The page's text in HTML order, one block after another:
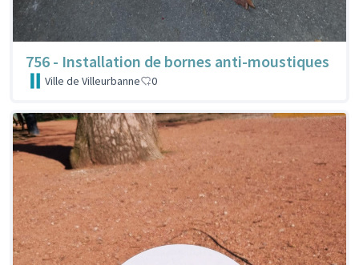
756 - Installation de bornes anti-moustiques
Ville de Villeurbanne 0